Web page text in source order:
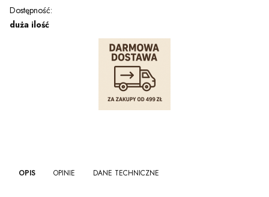
Dostępność:
duża ilość
OPIS OPINIE DANE TECHNICZNE